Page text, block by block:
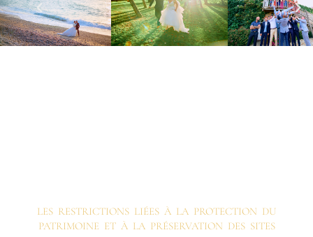
LES RESTRICTIONS LIÉES À LA PROTECTION DU
PATRIMOINE ET À LA PRÉSERVATION DES SITES